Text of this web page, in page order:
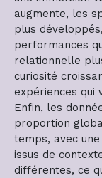
augmente, les
plus
performances
relationnelle
curiosité
expériences qui
Enfin, les
proportion
temps, avec
issus de
différentes, ce